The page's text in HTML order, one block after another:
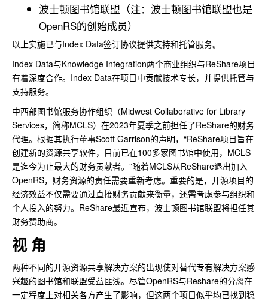
波士顿图书馆联盟（注：波士顿图书馆联盟也是
OpenRS的创始成员）
以上实施已与Index Data签订协议提供支持和托管服务。
Index Data与Knowledge Integration两个商业组织与ReShare项目
有着深度合作。Index Data在项目中贡献技术专长，并提供托管与
支持服务。
中西部图书馆服务协作组织（Midwest Collaborative for Library
Services，简称MCLS）在2023年夏季之前担任了ReShare的财务
代理。根据其执行董事Scott Garrison的声明，“ReShare项目旨在
创建新的资源共享软件，目前已在100多家图书馆中使用，MCLS
是迄今为止最大的财务贡献者。”随着MCLS从ReShare退出加入
OpenRS，财务资源的责任需要重新考虑。重要的是，开源项目的
经济效益不仅需要通过直接财务贡献来衡量，还需考虑参与组织和
个人投入的努力。ReShare最近宣布，波士顿图书馆联盟将担任其
财务赞助商。
视 角
两种不同的开源资源共享解决方案的出现使对替代专有解决方案感
兴趣的图书馆和联盟受益匪浅。尽管OpenRS与Reshare的分离在
一定程度上对相关各方产生了影响，但这两个项目似乎均已找到稳